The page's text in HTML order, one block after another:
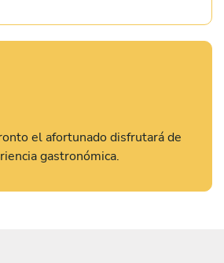
el afortunado disfrutará de
gastronómica.